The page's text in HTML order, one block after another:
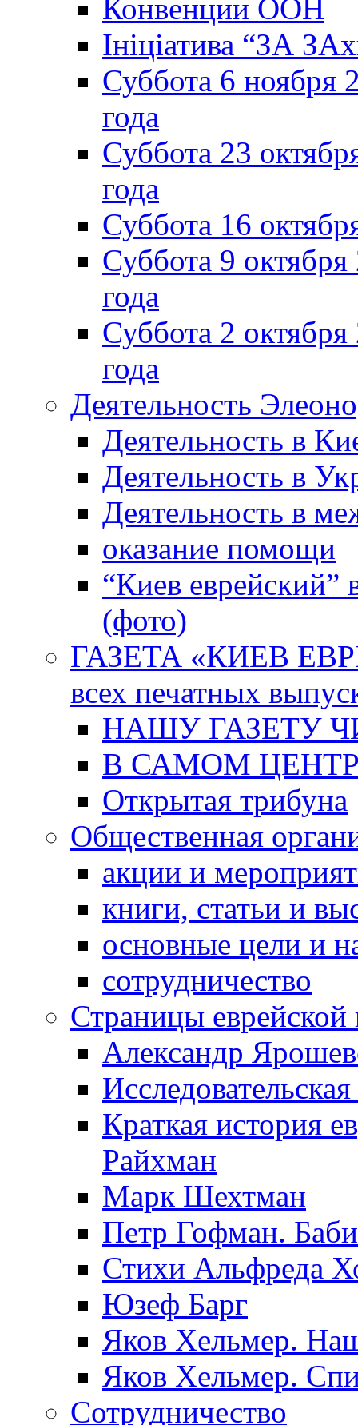
Конвенции ООН
Ініціатива “ЗА
Суббота 6 ноября
года
Суббота 23
года
Суббота 16
Суббота 9
года
Суббота 2
года
Деятельность
Деятельность в
Деятельность в
Деятельность в
оказание помощи
“Киев еврейский”
(фото)
ГАЗЕТА «КИЕВ
всех печатных
НАШУ ГАЗЕТУ
В САМОМ
Открытая трибуна
Общественная
акции и
книги, статьи и
основные цели и
сотрудничество
Страницы
Александр
Краткая история
Райхман
Марк Шехтман
Петр Гофман.
Стихи Альфреда
Юзеф Барг
Яков Хельмер.
Яков Хельмер.
Сотрудничество